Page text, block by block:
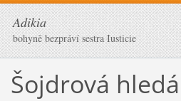
Adikia
bohyně bezpráví sestra Iusticie
Šojdrová